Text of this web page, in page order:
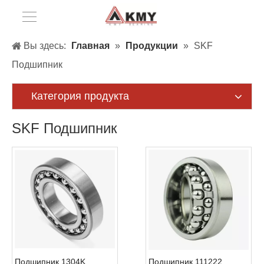
Вы здесь: Главная » Продукции » SKF
Подшипник
Категория продукта
SKF Подшипник
Подшипник 1304K
Подшипник 111222